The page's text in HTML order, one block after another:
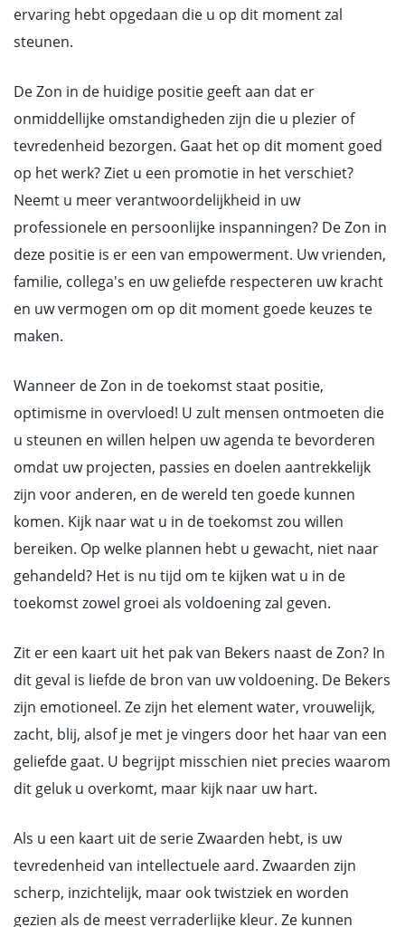
ervaring hebt opgedaan die u op dit moment zal
steunen.
De Zon in de huidige positie geeft aan dat er
onmiddellijke omstandigheden zijn die u plezier of
tevredenheid bezorgen. Gaat het op dit moment goed
op het werk? Ziet u een promotie in het verschiet?
Neemt u meer verantwoordelijkheid in uw
professionele en persoonlijke inspanningen? De Zon in
deze positie is er een van empowerment. Uw vrienden,
familie, collega's en uw geliefde respecteren uw kracht
en uw vermogen om op dit moment goede keuzes te
maken.
Wanneer de Zon in de toekomst staat positie,
optimisme in overvloed! U zult mensen ontmoeten die
u steunen en willen helpen uw agenda te bevorderen
omdat uw projecten, passies en doelen aantrekkelijk
zijn voor anderen, en de wereld ten goede kunnen
komen. Kijk naar wat u in de toekomst zou willen
bereiken. Op welke plannen hebt u gewacht, niet naar
gehandeld? Het is nu tijd om te kijken wat u in de
toekomst zowel groei als voldoening zal geven.
Zit er een kaart uit het pak van Bekers naast de Zon? In
dit geval is liefde de bron van uw voldoening. De Bekers
zijn emotioneel. Ze zijn het element water, vrouwelijk,
zacht, blij, alsof je met je vingers door het haar van een
geliefde gaat. U begrijpt misschien niet precies waarom
dit geluk u overkomt, maar kijk naar uw hart.
Als u een kaart uit de serie Zwaarden hebt, is uw
tevredenheid van intellectuele aard. Zwaarden zijn
scherp, inzichtelijk, maar ook twistziek en worden
gezien als de meest verraderlijke kleur. Ze kunnen